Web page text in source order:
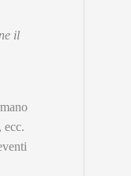
il
ecc.